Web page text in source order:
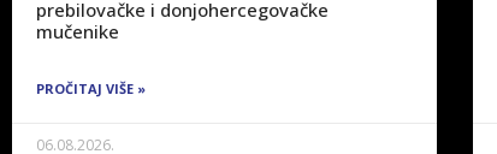
prebilovačke i donjohercegovačke
mučenike
PROČITAJ VIŠE »
06.08.2026.